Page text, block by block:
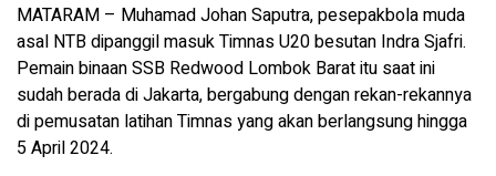
MATARAM – Muhamad Johan Saputra, pesepakbola muda
asal NTB dipanggil masuk Timnas U20 besutan Indra Sjafri.
Pemain binaan SSB Redwood Lombok Barat itu saat ini
sudah berada di Jakarta, bergabung dengan rekan-rekannya
di pemusatan latihan Timnas yang akan berlangsung hingga
5 April 2024.